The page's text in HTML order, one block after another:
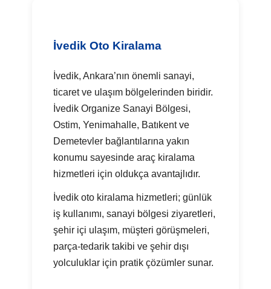
İvedik Oto Kiralama
İvedik, Ankara’nın önemli sanayi,
ticaret ve ulaşım bölgelerinden biridir.
İvedik Organize Sanayi Bölgesi,
Ostim, Yenimahalle, Batıkent ve
Demetevler bağlantılarına yakın
konumu sayesinde araç kiralama
hizmetleri için oldukça avantajlıdır.
İvedik oto kiralama hizmetleri; günlük
iş kullanımı, sanayi bölgesi ziyaretleri,
şehir içi ulaşım, müşteri görüşmeleri,
parça-tedarik takibi ve şehir dışı
yolculuklar için pratik çözümler sunar.